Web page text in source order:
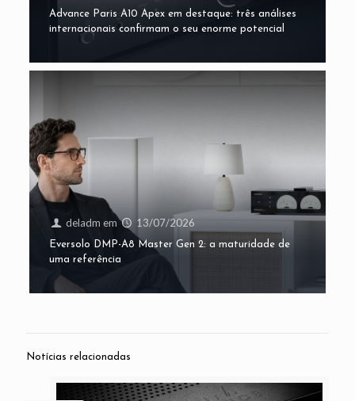
Advance Paris A10 Apex em destaque: três análises
internacionais confirmam o seu enorme potencial
deladm em 13/07/2026
Eversolo DMP-A8 Master Gen 2: a maturidade de
uma referência
Notícias relacionadas